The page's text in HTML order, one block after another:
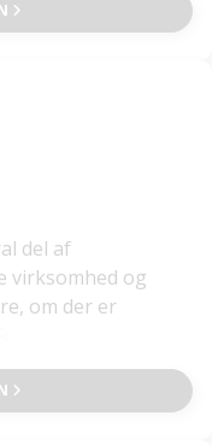
del af
virksomhed og
om der er
virksomheden
kandidatens
og arbejdsform.